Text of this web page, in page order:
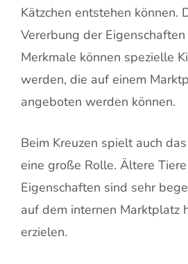
Kätzchen entstehen können.
Vererbung der
Merkmale können spezielle
werden, die auf einem
angeboten werden können.
Beim Kreuzen spielt auch
eine große Rolle. Ältere
Eigenschaften sind sehr
auf dem internen Marktplatz
erzielen.